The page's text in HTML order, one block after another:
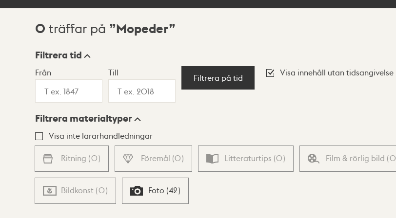
Sökresultat
0 träffar på Mopeder
Visningsläge
Lista Karta
Filtrera tid
Från Till
Filtrera på tid
Visa innehåll utan tidsangivelse
Filtrera materialtyper
Visa inte lärarhandledningar
Ritning (0) Föremål (0) Litteraturtips (0) Film & rörlig bild (0
Bildkonst (0) Foto (42)